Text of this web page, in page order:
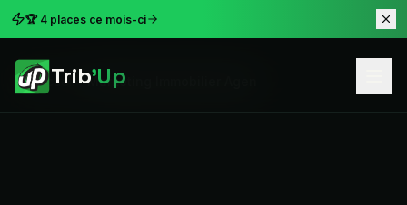
🏆 4 places ce mois-ci
Trib'Up
Accueil Marketing Immobilier Agen